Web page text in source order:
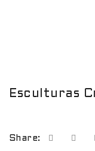
Esculturas
Share: